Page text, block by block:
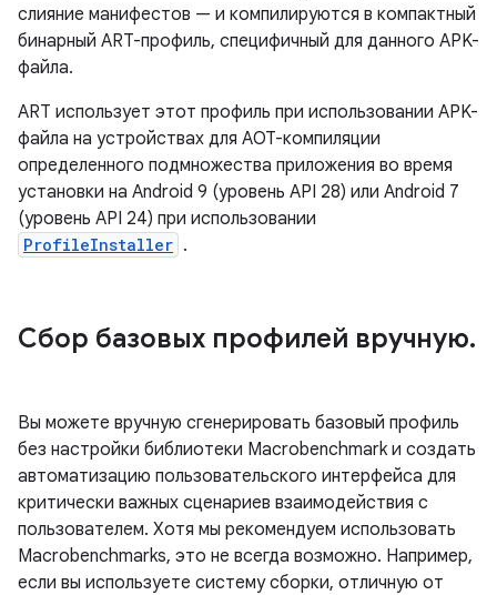
слияние манифестов — и компилируются в компактный
бинарный ART-профиль, специфичный для данного APK-
файла.
ART использует этот профиль при использовании APK-
файла на устройствах для AOT-компиляции
определенного подмножества приложения во время
установки на Android 9 (уровень API 28) или Android 7
(уровень API 24) при использовании
ProfileInstaller .
Сбор базовых профилей вручную.
Вы можете вручную сгенерировать базовый профиль
без настройки библиотеки Macrobenchmark и создать
автоматизацию пользовательского интерфейса для
критически важных сценариев взаимодействия с
пользователем. Хотя мы рекомендуем использовать
Macrobenchmarks, это не всегда возможно. Например,
если вы используете систему сборки, отличную от